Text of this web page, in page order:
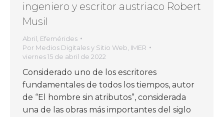
ingeniero y escritor austriaco Robert
Musil
Abril Efemérides
Por Medios Digitales y Sitio Web, IMER
viernes 15 de abril de 2022
Considerado uno de los escritores
fundamentales de todos los tiempos, autor
de “El hombre sin atributos”, considerada
una de las obras más importantes del siglo